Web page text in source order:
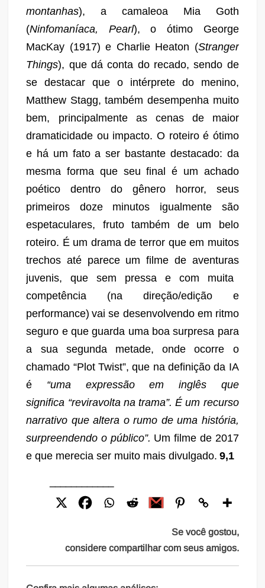
montanhas), a camaleoa Mia Goth
(Ninfomaníaca, Pearl), o ótimo George
MacKay (1917) e Charlie Heaton (Stranger
Things), que dá conta do recado, sendo de
se destacar que o intérprete do menino,
Matthew Stagg, também desempenha muito
bem, principalmente as cenasde
maior
dramaticidade ou impacto. O roteiro é ótimo
e há um fato a ser bastante destacado: da
mesma forma que seu final é um achado
poético dentro do gênero horror, seus
primeiros doze minutos igualmente são
espetaculares, fruto também de um belo
roteiro. É um drama de terror que em muitos
trechosaté parece um filme de aventuras
juvenis, quesem pressa e com muita
competência (na direção/ediçãoe
performance) vai se desenvolvendo em ritmo
seguro e que guarda uma boa surpresa para
a sua segunda metade, onde ocorre o
chamado “Plot Twist”, que na definição da IA
é “uma expressão em inglês que
significa “reviravolta na trama”. É um recurso
narrativo que altera o rumo de uma história,
surpreendendo o público”. Um filme de 2017
e que merecia ser muito mais divulgado. 9,1
Se você gostou,
considere compartilhar com seus amigos.